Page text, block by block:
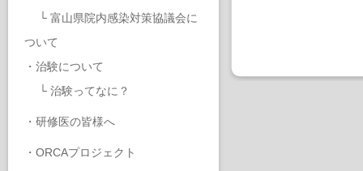
└ 富山県院内感染対策協議会に
ついて
・ 治験について
└ 治験ってなに？
・ 研修医の皆様へ
・ ORCAプロジェクト